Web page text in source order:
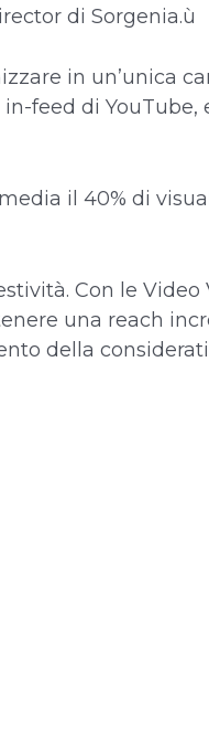
di Sorgenia.ù
in un’unica
feed di YouTube,
il 40% di
Con le Video
una reach
della